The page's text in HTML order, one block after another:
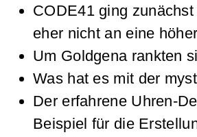
CODE41 ging
eher nicht an eine
Um Goldgena rankten
Was hat es mit der
Der erfahrene Uhren-
Beispiel für die